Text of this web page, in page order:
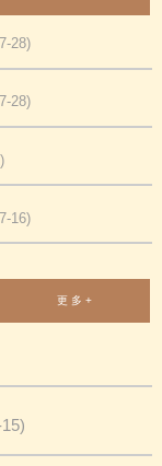
28)
28)
16)
更 多 +